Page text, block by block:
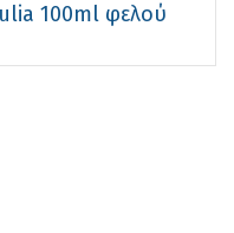
100ml φελού